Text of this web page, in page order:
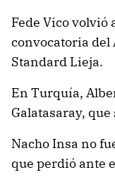
Fede Vico volvió
convocatoria del
Standard Lieja.
En Turquía,
Galatasaray,
Nacho Insa no
que perdió ante